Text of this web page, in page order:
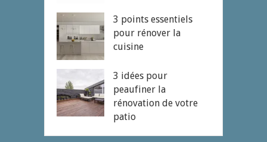
3 points essentiels
pour rénover la
cuisine
3 idées pour
peaufiner la
rénovation de votre
patio